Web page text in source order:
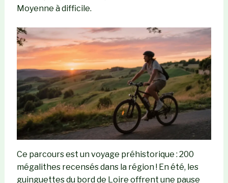
Moyenne à difficile.
Ce parcours est un voyage préhistorique : 200
mégalithes recensés dans la région ! En été, les
guinguettes du bord de Loire offrent une pause